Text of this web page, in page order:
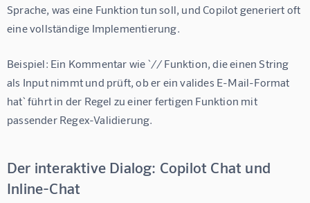
Sprache, was eine Funktion tun soll, und Copilot generiert oft
eine vollständige Implementierung.
Beispiel: Ein Kommentar wie `// Funktion, die einen String
als Input nimmt und prüft, ob er ein valides E-Mail-Format
hat` führt in der Regel zu einer fertigen Funktion mit
passender Regex-Validierung.
Der interaktive Dialog: Copilot Chat und
Inline-Chat